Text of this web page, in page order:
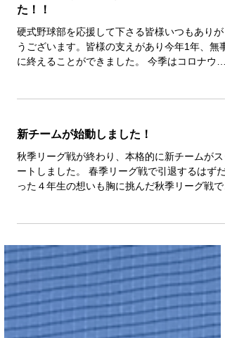
2020年もありがとうございまし
た！！
硬式野球部を応援して下さる皆様いつもありが
うございます。皆様の支えがあり今年1年、無事
ルスの影響で春季リーグが中止になりました。
では優勝することができました。...
新チームが始動しました！
秋季リーグ戦が終わり、本格的に新チームがス
ートしました。 春季リーグ戦で引退するはずだ
は、惜しくも２位という結果に終わってしまい
た。また同時に、野球ができることの喜びを改
て実感するこ...